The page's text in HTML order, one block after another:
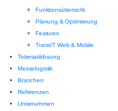
Funktionsübersicht
Planung & Optimierung
Features
TransIT Web & Mobile
Telematiklösung
Messelogistik
Branchen
Referenzen
Unternehmen